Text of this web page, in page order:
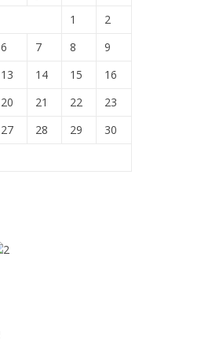
1
2
6 7 8
9
13 14 15
16
20 21 22
23
27 28 29
30